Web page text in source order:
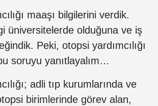
maaşı bilgilerini verdik.
üniversitelerde olduğuna ve iş
Peki, otopsi yardımcılığı
soruyu yanıtlayalım…
adli tıp kurumlarında ve
birimlerinde görev alan,